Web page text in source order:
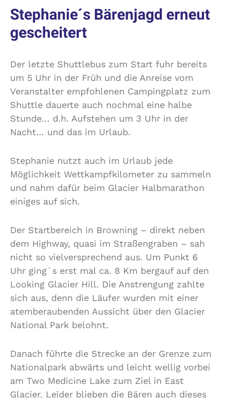
Stephanie´s Bärenjagd erneut
gescheitert
Der letzte Shuttlebus zum Start fuhr bereits
um 5 Uhr in der Früh und die Anreise vom
Veranstalter empfohlenen Campingplatz zum
Shuttle dauerte auch nochmal eine halbe
Stunde… d.h. Aufstehen um 3 Uhr in der
Nacht… und das im Urlaub.
Stephanie nutzt auch im Urlaub jede
Möglichkeit Wettkampfkilometer zu sammeln
und nahm dafür beim Glacier Halbmarathon
einiges auf sich.
Der Startbereich in Browning – direkt neben
dem Highway, quasi im Straßengraben – sah
nicht so vielversprechend aus. Um Punkt 6
Uhr ging´s erst mal ca. 8 Km bergauf auf den
Looking Glacier Hill. Die Anstrengung zahlte
sich aus, denn die Läufer wurden mit einer
atemberaubenden Aussicht über den Glacier
National Park belohnt.
Danach führte die Strecke an der Grenze zum
Nationalpark abwärts und leicht wellig vorbei
am Two Medicine Lake zum Ziel in East
Glacier. Leider blieben die Bären auch dieses